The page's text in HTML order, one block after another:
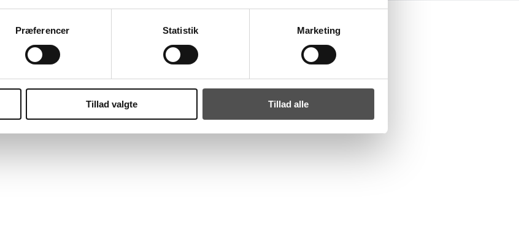
Præferencer Statistik Marketing
Tillad valgte Tillad alle
første gang i Kolding den 4.-9. november – inklusiv to landskampe mod Frankrig.